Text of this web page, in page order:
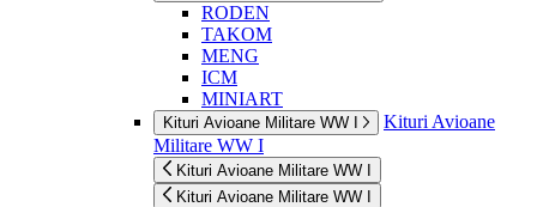
RODEN
TAKOM
MENG
ICM
MINIART
Kituri Avioane Militare WW I
Kituri Avioane
Militare WW I
Kituri Avioane Militare WW I
Kituri Avioane Militare WW I